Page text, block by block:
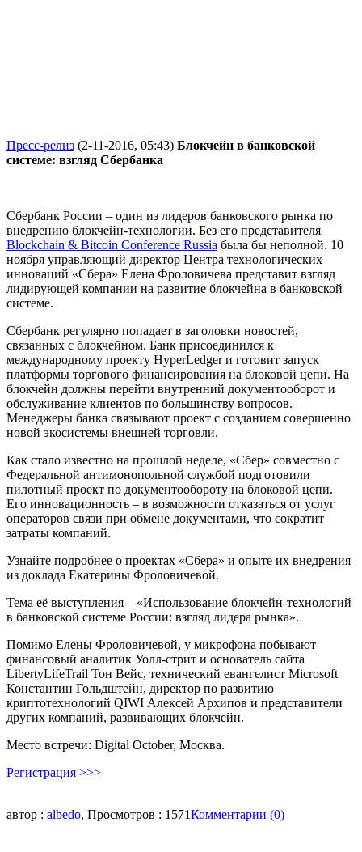
Пресс-релиз (2-11-2016, 05:43) Блокчейн в банковской
системе: взгляд Сбербанка
Сбербанк России – один из лидеров банковского рынка по
внедрению блокчейн-технологии. Без его представителя
Blockchain & Bitcoin Conference Russia была бы неполной. 10
ноября управляющий директор Центра технологических
инноваций «Сбера» Елена Фроловичева представит взгляд
лидирующей компании на развитие блокчейна в банковской
системе.
Сбербанк регулярно попадает в заголовки новостей,
связанных с блокчейном. Банк присоединился к
международному проекту HyperLedger и готовит запуск
платформы торгового финансирования на блоковой цепи. На
блокчейн должны перейти внутренний документооборот и
обслуживание клиентов по большинству вопросов.
Менеджеры банка связывают проект с созданием совершенно
новой экосистемы внешней торговли.
Как стало известно на прошлой неделе, «Сбер» совместно с
Федеральной антимонопольной службой подготовили
пилотный проект по документообороту на блоковой цепи.
Его инновационность – в возможности отказаться от услуг
операторов связи при обмене документами, что сократит
затраты компаний.
Узнайте подробнее о проектах «Сбера» и опыте их внедрения
из доклада Екатерины Фроловичевой.
Тема её выступления – «Использование блокчейн-технологий
в банковской системе России: взгляд лидера рынка».
Помимо Елены Фроловичевой, у микрофона побывают
финансовый аналитик Уолл-стрит и основатель сайта
LibertyLifeTrail Тон Вейс, технический евангелист Microsoft
Константин Гольдштейн, директор по развитию
криптотехнологий QIWI Алексей Архипов и представители
других компаний, развивающих блокчейн.
Место встречи: Digital October, Москва.
Регистрация >>>
автор : albedo, Просмотров : 1571Комментарии (0)